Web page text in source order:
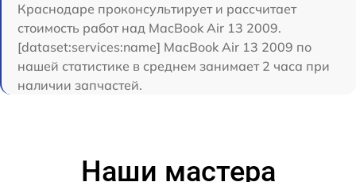
Краснодаре проконсультирует и рассчитает
стоимость работ над MacBook Air 13 2009.
[dataset:services:name] MacBook Air 13 2009 по
нашей статистике в среднем занимает 2 часа при
наличии запчастей.
Наши мастера